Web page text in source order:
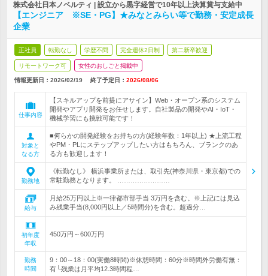
株式会社日本ノベルティ | 設立から黒字経営で10年以上決算賞与支給中
【エンジニア ※SE・PG】★みなとみらい等で勤務・安定成長
企業
正社員 転勤なし 学歴不問 完全週休2日制 第二新卒歓迎
リモートワーク可 女性のおしごと掲載中
情報更新日：2026/02/19 終了予定日： 2026/08/06
仕事内容
【スキルアップを前提にアサイン】Web・オープン系のシステム
開発やアプリ開発をお任せします。自社製品の開発やAI・IoT・
機械学習にも挑戦可能です！
対象と
なる方
■何らかの開発経験をお持ちの方(経験年数：1年以上) ★上流工程
やPM・PLにステップアップしたい方はもちろん、ブランクのあ
る方も歓迎します！
勤務地
《転勤なし》 横浜事業所または、取引先(神奈川県・東京都)での
常駐勤務となります。 ……………………
給与
月給25万円以上※一律都市部手当 3万円を含む。※上記には見込
み残業手当(8,000円以上／5時間分)を含む。超過分…
初年度
年収
450万円～600万円
勤務
時間
9：00～18：00(実働8時間)※休憩時間：60分※時間外労働有無：
有└残業は月平均12.3時間程…